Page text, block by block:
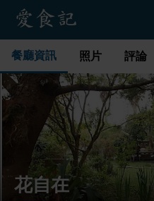
餐廳資訊 照片 評論
花自在